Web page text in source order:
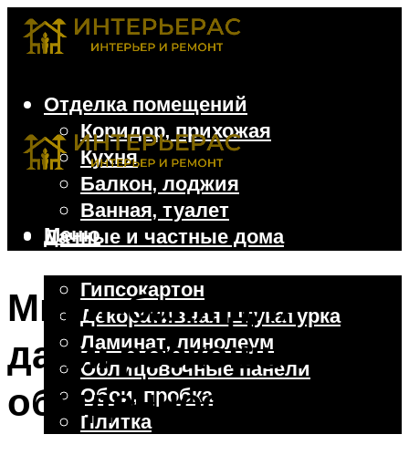
Отделка помещений
Коридор, прихожая
Кухня
Балкон, лоджия
Ванная, туалет
Дачные и частные дома
Гипсокартон
Декоративная штукатурка
Ламинат, линолеум
Облицовочные панели
Обои, пробка
Плитка
Меню
Мини-баня для
дачи: роскошь или
обыденность?